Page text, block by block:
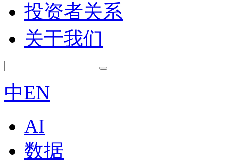
投资者关系
关于我们
中EN
AI
数据